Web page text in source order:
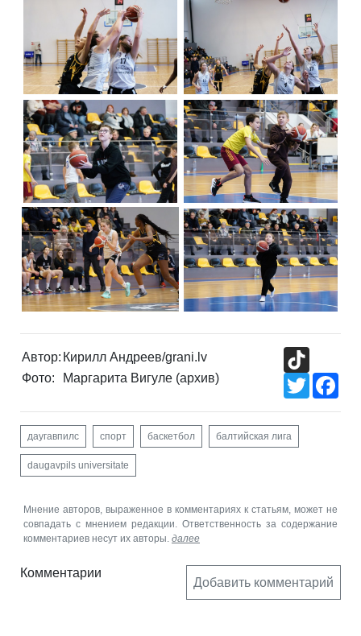
Автор: Кирилл Андреев/grani.lv
Фото:
Маргарита Вигуле (архив)
Twitter
даугавпилс спорт баскетбол балтийская лига
daugavpils universitate
Мнение авторов, выраженное в комментариях к статьям, может не
совпадать с мнением редакции. Ответственность за содержание
комментариев несут их авторы. далее
Комментарии
Добавить комментарий